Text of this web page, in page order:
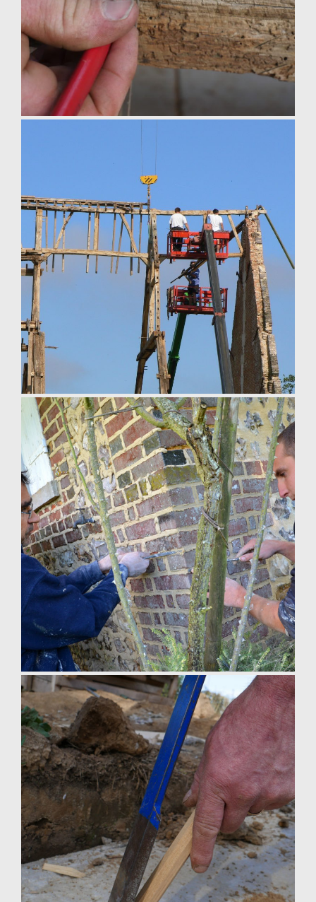
charpentier normandie
Démontage de charpente ancienne en Normandie
Joints de briques à la chaux en Normandie